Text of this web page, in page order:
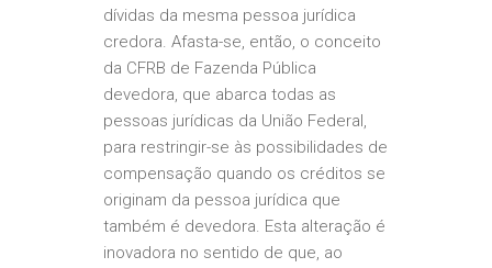
dívidas da mesma pessoa jurídica
credora. Afasta-se, então, o conceito
da CFRB de Fazenda Pública
devedora, que abarca todas as
pessoas jurídicas da União Federal,
para restringir-se às possibilidades de
compensação quando os créditos se
originam da pessoa jurídica que
também é devedora. Esta alteração é
inovadora no sentido de que, ao